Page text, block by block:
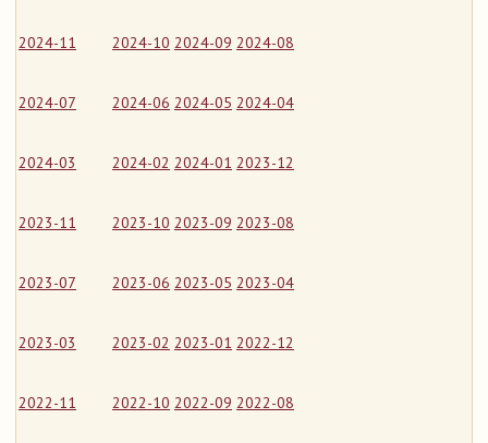
2024-11 2024-10 2024-09 2024-08
2024-07 2024-06 2024-05 2024-04
2024-03 2024-02 2024-01 2023-12
2023-11 2023-10 2023-09 2023-08
2023-07 2023-06 2023-05 2023-04
2023-03 2023-02 2023-01 2022-12
2022-11 2022-10 2022-09 2022-08